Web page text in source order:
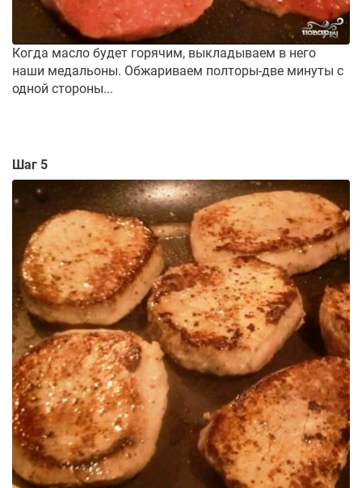
Когда масло будет горячим, выкладываем в него
наши медальоны. Обжариваем полторы-две минуты с
одной стороны...
Шаг 5